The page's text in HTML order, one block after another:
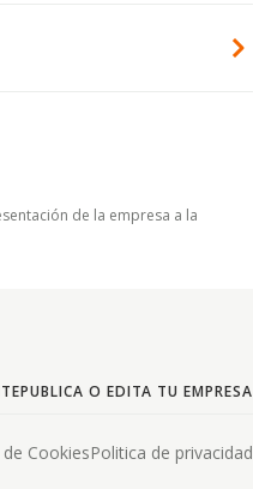
de la empresa a la
PUBLICA O EDITA TU EMPRESA
CookiesPolitica de privacidad